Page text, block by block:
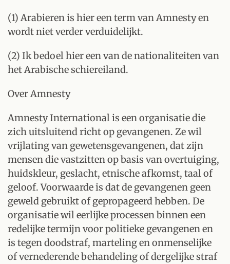
(1) Arabieren is hier een term van Amnesty en
wordt niet verder verduidelijkt.
(2) Ik bedoel hier een van de nationaliteiten van
het Arabische schiereiland.
Over Amnesty
Amnesty International is een organisatie die
zich uitsluitend richt op gevangenen. Ze wil
vrijlating van gewetensgevangenen, dat zijn
mensen die vastzitten op basis van overtuiging,
huidskleur, geslacht, etnische afkomst, taal of
geloof. Voorwaarde is dat de gevangenen geen
geweld gebruikt of gepropageerd hebben. De
organisatie wil eerlijke processen binnen een
redelijke termijn voor politieke gevangenen en
is tegen doodstraf, marteling en onmenselijke
of vernederende behandeling of dergelijke straf